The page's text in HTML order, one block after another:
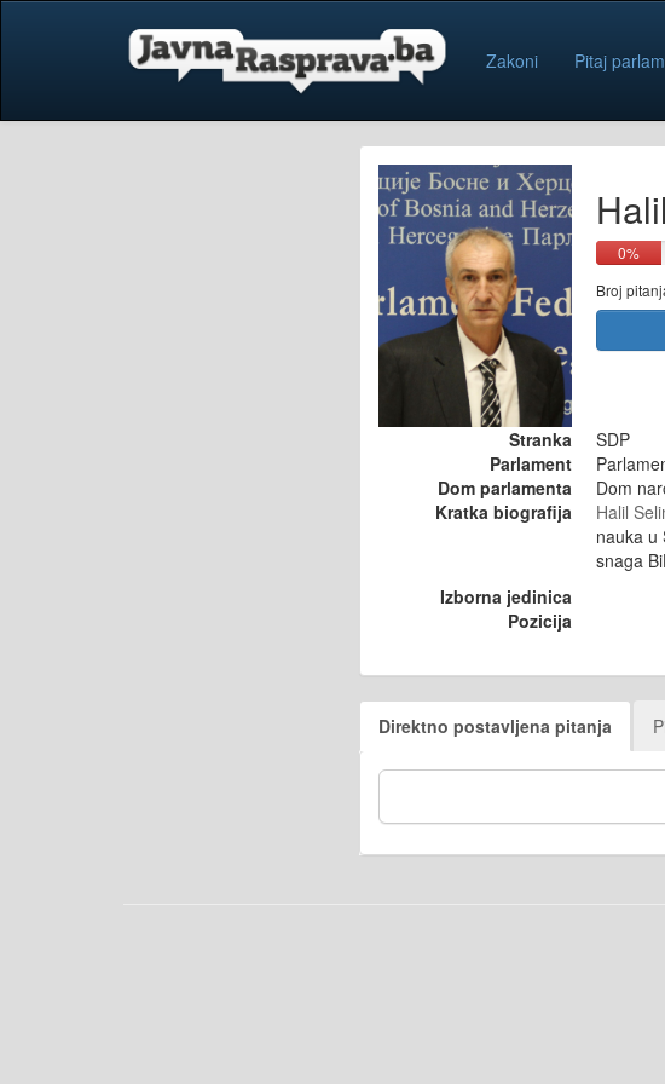
Zakoni Pitaj
0%
Broj
Stranka
SDP
Parlament
Dom parlamenta
Dom
Kratka biografija
Halil
nauka u
snaga
Izborna jedinica
Pozicija
Direktno postavljena pitanja